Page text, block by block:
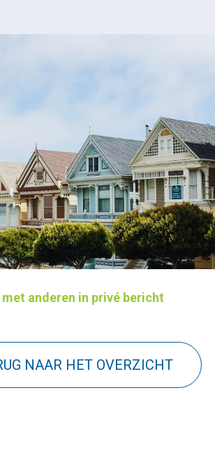
met anderen in privé bericht
NAAR HET OVERZICHT